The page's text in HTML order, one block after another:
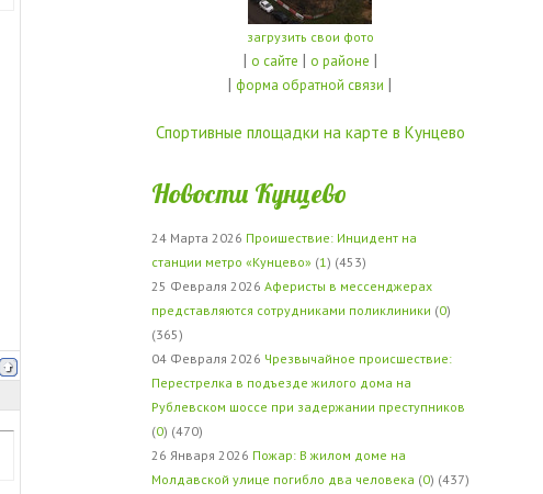
загрузить свои фото
| о сайте | о районе |
|форма обратной связи |
Спортивные площадки на карте в Кунцево
Новости Кунцево
24 Марта 2026 Проишествие: Инцидент на
станции метро «Кунцево» (1) (453)
25 Февраля 2026 Аферисты в мессенджерах
представляются сотрудниками поликлиники (0)
(365)
04 Февраля 2026 Чрезвычайное происшествие:
Перестрелка в подъезде жилого дома на
Рублевском шоссе при задержании преступников
(0) (470)
26 Января 2026 Пожар: В жилом доме на
Молдавской улице погибло два человека (0) (437)